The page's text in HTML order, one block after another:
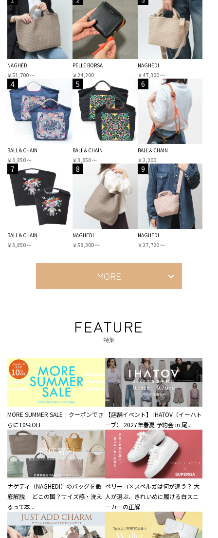
NAGHEDI
￥51,700 〜
PELLE BORSA
￥24,200
NAGHEDI
￥47,300 〜
4
BALL＆CHAIN
￥3,850 〜
5
BALL＆CHAIN
￥3,850 〜
6
BALL＆CHAIN
￥2,200
7
BALL＆CHAIN
￥3,850 〜
8
NAGHEDI
￥58,300 〜
9
NAGHEDI
￥27,720 〜
MORE
FEATURE
特集
MORE SUMMER SALE｜クーポンでさ
らに10％OFF
【店舗イベント】 IHATOV（イーハト
ーブ） 2027年春夏 予約会 in 尾...
ナゲディ（NAGHEDI）のバッグを徹
底解説｜ どこの国？サイズ感・洗え
るって本...
ペリーコ×スペルガは何が違う？ 大
人が選ぶ、きれいめに履ける白スニ
ーカーの正解